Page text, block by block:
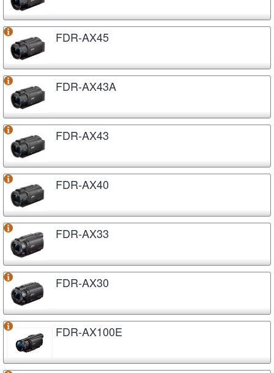
FDR-AX45
FDR-AX43A
FDR-AX43
FDR-AX40
FDR-AX33
FDR-AX30
FDR-AX100E